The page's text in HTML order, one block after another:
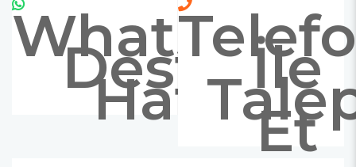
Whatsapp
Destek
Hattıİle
Et